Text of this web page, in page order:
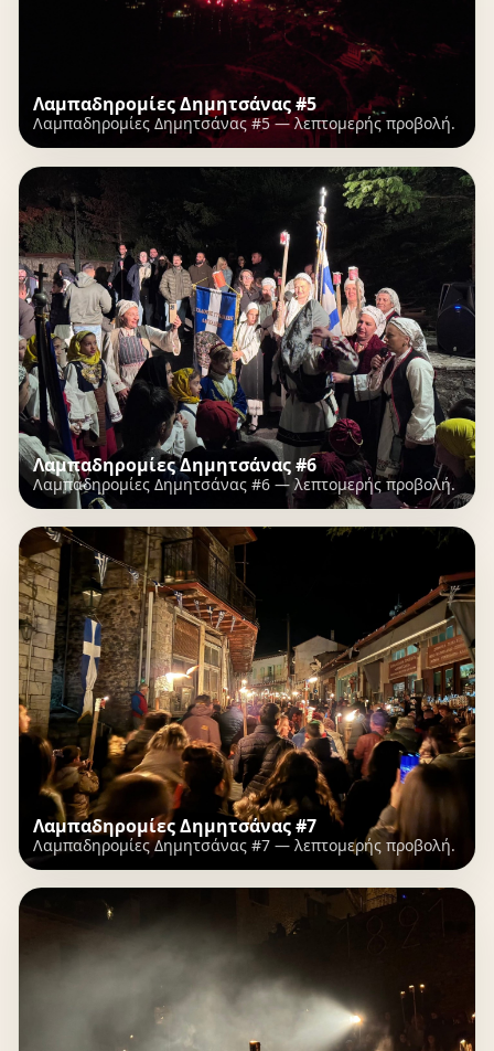
Λαμπαδηρομίες Δημητσάνας #5
Λαμπαδηρομίες Δημητσάνας #5 — λεπτομερής προβολή.
Λαμπαδηρομίες Δημητσάνας #6
Λαμπαδηρομίες Δημητσάνας #6 — λεπτομερής προβολή.
Λαμπαδηρομίες Δημητσάνας #7
Λαμπαδηρομίες Δημητσάνας #7 — λεπτομερής προβολή.